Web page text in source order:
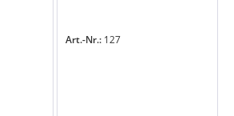
Art.-Nr.: 127